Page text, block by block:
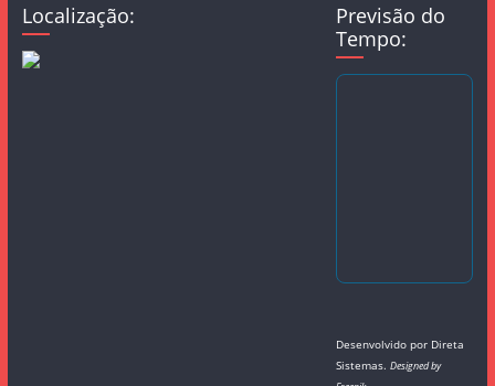
Localização:
Previsão do
Tempo:
Desenvolvido por Direta
Sistemas.Designed by